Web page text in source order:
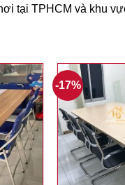
tại TPHCM và khu
-17%